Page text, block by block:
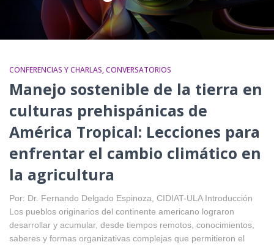
CONFERENCIAS Y CHARLAS CONVERSATORIOS
Manejo sostenible de la tierra en
culturas prehispánicas de
América Tropical: Lecciones para
enfrentar el cambio climático en
la agricultura
Por: Dr. Fernando Delgado Espinoza, CIDIAT-ULA Introducción
Los pueblos originarios del continente americano lograron
desarrollar y acumular, desde tiempos remotos, conocimientos,
saberes y formas organizativas complejas que permitieron el